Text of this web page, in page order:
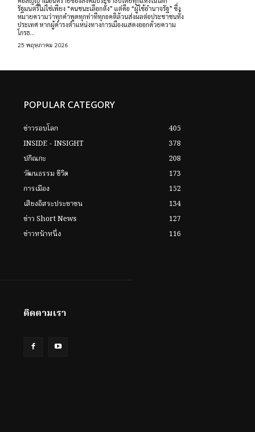
รัฐมนตรีไม่ใช่เพียง “คนชนะเลือกตั้ง” แต่คือ “ผู้ใช้อำนาจรัฐ” ซึ่ง
หมายความว่าทุกคำพูดทุกท่าทีทุกอคติล้วนส่งผลต่อประชาชนทั้ง
ประเทศ หากผู้ดำรงตำแหน่งทางการเมืองแสดงออกด้วยความ
โกรธ...
25 พฤษภาคม 2026
POPULAR CATEGORY
ข่าวรอบโลก
405
INSIDE - INSIGHT
378
ปกิณกะ
208
วัฒนธรรม ชีวิต
173
การเมือง
152
เสียงอิสระประชาชน
134
ข่าว Short News
127
ข่าวหน้าหนึ่ง
116
ติดตามเรา